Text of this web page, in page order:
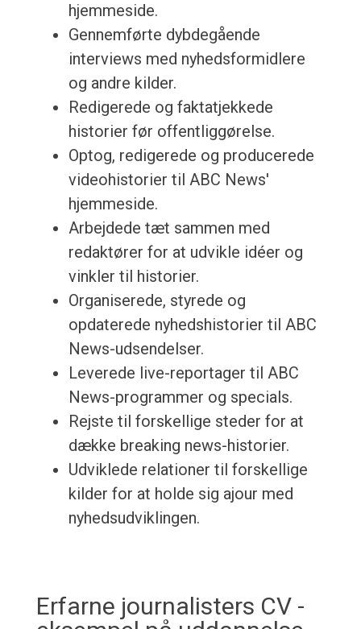
hjemmeside.
Gennemførte dybdegående
interviews med nyhedsformidlere
og andre kilder.
Redigerede og faktatjekkede
historier før offentliggørelse.
Optog, redigerede og producerede
videohistorier til ABC News'
hjemmeside.
Arbejdede tæt sammen med
redaktører for at udvikle idéer og
vinkler til historier.
Organiserede, styrede og
opdaterede nyhedshistorier til ABC
News-udsendelser.
Leverede live-reportager til ABC
News-programmer og specials.
Rejste til forskellige steder for at
dække breaking news-historier.
Udviklede relationer til forskellige
kilder for at holde sig ajour med
nyhedsudviklingen.
Erfarne journalisters CV -